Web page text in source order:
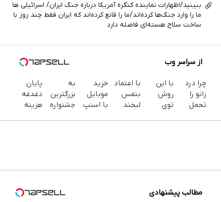
ببینید/اظهارات نماینده کنگره آمریکا درباره جنگ ایران/ اسرائیلی ها
ما را وارد جنگ‌ها کرده‌اند/ما را قانع کرده‌اند که ایران فقط چند روز با
ساخت سلاح هسته‌ای فاصله دارد
از سراسر وب
چرا درد
زانو را
تحمل
کن
با این
روش
توی
با اعتماد
بنفس
لبخند
خرید
موبایل
با اسنپ
به
بزرگترین
جشنواره
پایان
دغدغه
هزینه
کننده
مطالب پیشنهادی